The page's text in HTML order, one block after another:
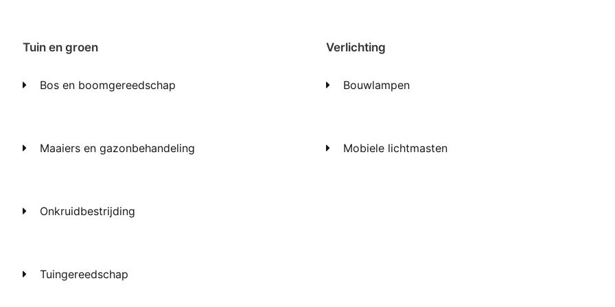
Tuin en groen
Bos en boomgereedschap
Maaiers en gazonbehandeling
Onkruidbestrijding
Tuingereedschap
Verlichting
Bouwlampen
Mobiele lichtmasten